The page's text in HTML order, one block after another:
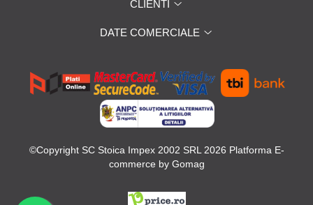
CLIENTI
DATE COMERCIALE
©Copyright SC Stoica Impex 2002 SRL 2026 Platforma E-
commerce by Gomag